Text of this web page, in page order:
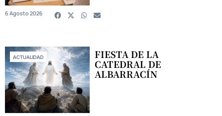
6 Agosto 2026
ACTUALIDAD FIESTA DE LA
CATEDRAL DE
ALBARRACÍN